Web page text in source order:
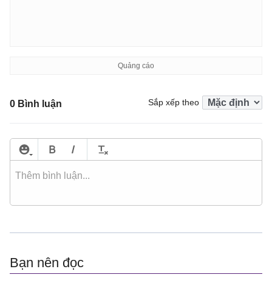
0 Bình luận Sắp xếp theo
Bạn nên đọc